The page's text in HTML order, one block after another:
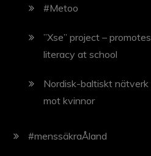
#Metoo
”Xse” project –
literacy at school
Nordisk-baltiskt
mot kvinnor
#menssäkraÅland